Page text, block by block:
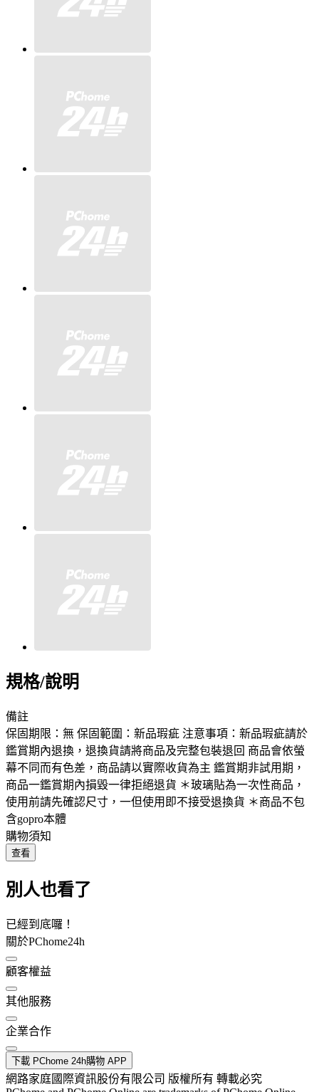
規格/說明
備註
保固期限：無 保固範圍：新品瑕疵 注意事項：新品瑕疵請於
鑑賞期內退換，退換貨請將商品及完整包裝退回 商品會依螢
幕不同而有色差，商品請以實際收貨為主 鑑賞期非試用期，
商品一鑑賞期內損毀一律拒絕退貨 ＊玻璃貼為一次性商品，
使用前請先確認尺寸，一但使用即不接受退換貨 ＊商品不包
含gopro本體
購物須知
查看
別人也看了
已經到底囉！
關於PChome24h
顧客權益
其他服務
企業合作
下載 PChome 24h購物 APP
網路家庭國際資訊股份有限公司 版權所有 轉載必究